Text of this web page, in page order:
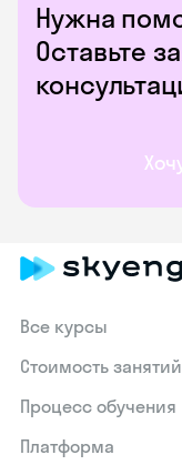
Нужна
Оставьте
Все курсы
Стоимость занятий
Процесс обучения
Платформа